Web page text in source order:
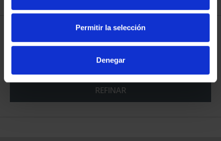
Permitir la selección
Denegar
REFINAR